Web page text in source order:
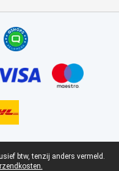
btw, tenzij anders vermeld.